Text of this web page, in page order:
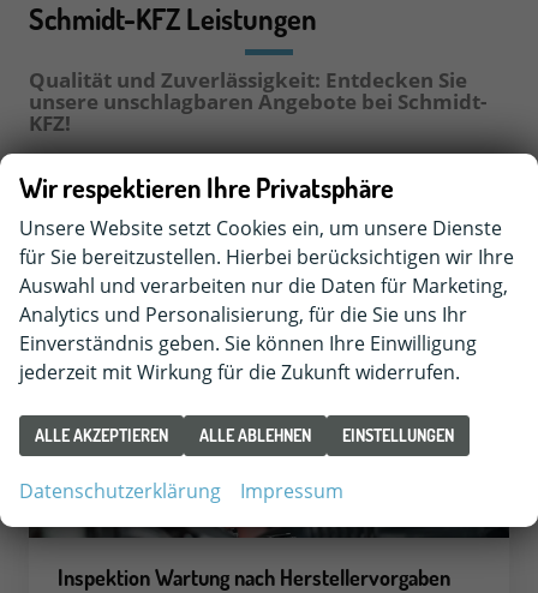
Schmidt-KFZ Leistungen
Qualität und Zuverlässigkeit: Entdecken Sie
unsere unschlagbaren Angebote bei Schmidt-
KFZ!
InspektionWartung nach Herstellervorgaben
Wir respektieren Ihre Privatsphäre
Unsere Website setzt Cookies ein, um unsere Dienste
für Sie bereitzustellen. Hierbei berücksichtigen wir Ihre
Auswahl und verarbeiten nur die Daten für Marketing,
Analytics und Personalisierung, für die Sie uns Ihr
Einverständnis geben. Sie können Ihre Einwilligung
jederzeit mit Wirkung für die Zukunft widerrufen.
ALLE AKZEPTIEREN ALLE ABLEHNEN EINSTELLUNGEN
Datenschutzerklärung Impressum